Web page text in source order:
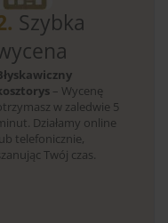
Szybka
– Wycenę
w zaledwie 5
Działamy online
telefonicznie,
Twój czas.